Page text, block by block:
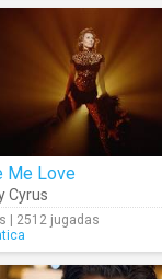
Me Love
Cyrus
| 2512 jugadas